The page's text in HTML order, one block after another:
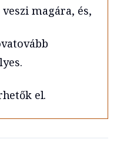
magára, és,
el.